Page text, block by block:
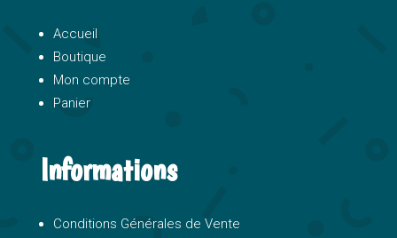
Accueil
Boutique
Mon compte
Panier
Informations
Conditions Générales de Vente